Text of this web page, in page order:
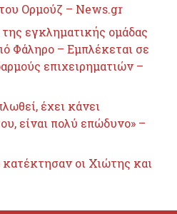
Ορμούζ – News.gr
εγκληματικής ομάδας
Φάληρο – Εμπλέκεται σε
επιχειρηματιών –
έχει κάνει
είναι πολύ επώδυνο» –
οι Χιώτης και